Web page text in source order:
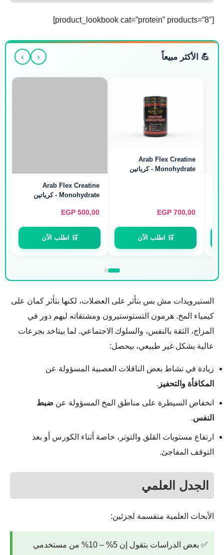
[product_lookbook cat=”protein” products=”8″]
💪 الأكثر مبيعاً ‹
›
Arab Flex Creatine
Monohydrate - كرياتين
700,00
EGP
🛒 اطلب الآن
Servings)
500,00
EGP
🛒 اطلب الآن
الستيرويدات مش بس بتأثر على العضلات، لكنها بتأثر كمان على
كيمياء المخ. هرمون التستوستيرون ومشتقاته ليهم دور في
المزاج، الثقة بالنفس، والسلوك الاجتماعي. لما بيتاخد بجرعات
عالية بشكل غير طبيعي، بيحصل:
زيادة في نشاط بعض الناقلات العصبية المسؤولة عن
المكافأة والتحفيز .
انخفاض السيطرة على مناطق المخ المسؤولة عن ضبط
النفس.
ارتفاع مستويات القلق والتوتر، خاصة أثناء الكورس أو بعد
التوقف المفاجئ.
الجدل العلمي
الأبحاث العلمية منقسمة لجزئين:
✅ بعض الدراسات بتقول إن 5% – 10% من مستخدمي